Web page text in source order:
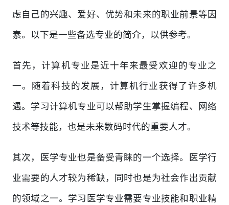
虑自己的兴趣、爱好、优势和未来的职业前景等因
素。以下是一些备选专业的简介，以供参考。
首先，计算机专业是近十年来最受欢迎的专业之
一。随着科技的发展，计算机行业获得了许多机
遇。学习计算机专业可以帮助学生掌握编程、网络
技术等技能，也是未来数码时代的重要人才。
其次，医学专业也是备受青睐的一个选择。医学行
业需要的人才较为稀缺，同时也是为社会作出贡献
的领域之一。学习医学专业需要专业技能和职业精